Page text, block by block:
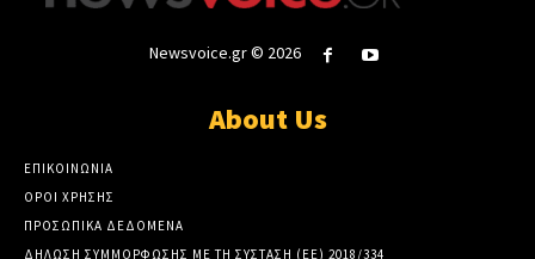
Newsvoice.gr © 2026
About Us
ΕΠΙΚΟΙΝΩΝΙΑ
ΟΡΟΙ ΧΡΗΣΗΣ
ΠΡΟΣΩΠΙΚΑ ΔΕΔΟΜΕΝΑ
ΔΗΛΩΣΗ ΣΥΜΜΟΡΦΩΣΗΣ ΜΕ ΤΗ ΣΥΣΤΑΣΗ (ΕΕ) 2018/334